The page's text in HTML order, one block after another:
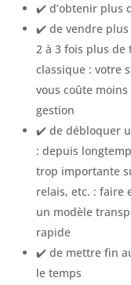
✔️ d’obtenir plus
✔️ de vendre
2 à 3 fois plus
classique : votre
vous coûte
gestion
✔️ de débloquer
: depuis
trop importante
relais, etc. : faire
un modèle
rapide
✔️ de mettre fin
le temps